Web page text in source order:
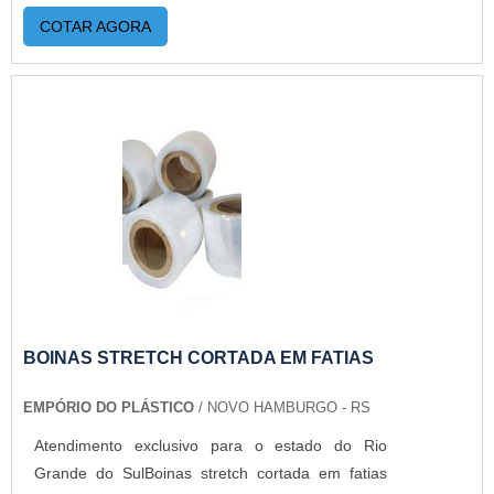
COTAR AGORA
BOINAS STRETCH CORTADA EM FATIAS
EMPÓRIO DO PLÁSTICO / NOVO HAMBURGO - RS
Atendimento exclusivo para o estado do Rio
Grande do SulBoinas stretch cortada em fatias